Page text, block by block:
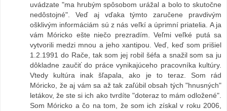
uvádzate "ma hrubým spôsobom urážal a bolo to skutočne
nedôstojné". Veď aj vďaka týmto zaručene pravdivým
ošklivým informáciám sú z nás veľkí a úprimní priatelia. A ja
vám Móricko ešte niečo prezradím. Veľmi veľké putá sa
vytvorili medzi mnou a jeho xantipou. Veď, keď som prišiel
1.2.1991 do Rače, tak som jej robil šéfa a snažil som sa ju
dôkladne zaučiť do práce vynikajúceho pracovníka kultúry.
Vtedy kultúra inak šľapala, ako je to teraz. Som rád
Móricko, že aj vám sa až tak zaľúbil obsah tých "hnusných"
letákov, že ste si ich ako tvrdíte "doteraz to mám odložené".
Som Móricko a čo na tom, že som ich získal v roku 2006,